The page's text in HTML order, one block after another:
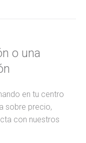
o una
en tu centro
sobre precio,
con nuestros